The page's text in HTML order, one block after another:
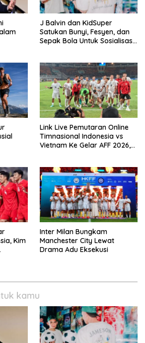
J Balvin dan KidSuper
Satukan Bunyi, Fesyen, dan
Sepak Bola Untuk Sosialisasi
Link Live Pemutaran Online
Timnasional Indonesia vs
Vietnam Ke Gelar AFF 2026,
Kim
Inter Milan Bungkam
Manchester City Lewat
Drama Adu Eksekusi
kamu